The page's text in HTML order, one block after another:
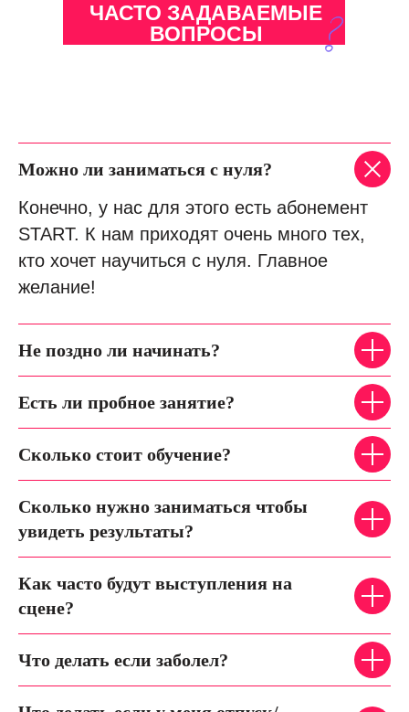
ЧАСТО ЗАДАВАЕМЫЕ
ВОПРОСЫ
Можно ли заниматься с нуля?
Конечно, у нас для этого есть абонемент
START. К нам приходят очень много тех,
кто хочет научиться с нуля. Главное
желание!
Не поздно ли начинать?
Есть ли пробное занятие?
Сколько стоит обучение?
Сколько нужно заниматься чтобы
увидеть результаты?
Как часто будут выступления на
сцене?
Что делать если заболел?